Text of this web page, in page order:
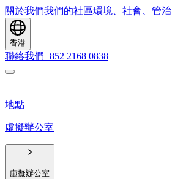
關於我們我們的社區環境、社會、管治
香港
聯絡我們+852 2168 0838
地點
虛擬辦公室
虛擬辦公室